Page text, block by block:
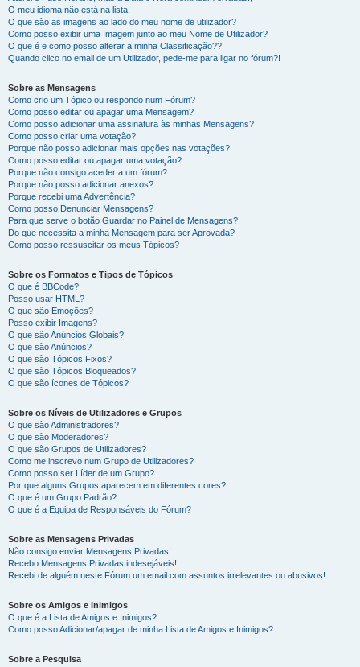
O meu idioma não está na lista!
O que são as imagens ao lado do meu nome de utilizador?
Como posso exibir uma Imagem junto ao meu Nome de Utilizador?
O que é e como posso alterar a minha Classificação??
Quando clico no email de um Utilizador, pede-me para ligar no fórum?!
Sobre as Mensagens
Como crio um Tópico ou respondo num Fórum?
Como posso editar ou apagar uma Mensagem?
Como posso adicionar uma assinatura às minhas Mensagens?
Como posso criar uma votação?
Porque não posso adicionar mais opções nas votações?
Como posso editar ou apagar uma votação?
Porque não consigo aceder a um fórum?
Porque não posso adicionar anexos?
Porque recebi uma Advertência?
Como posso Denunciar Mensagens?
Para que serve o botão Guardar no Painel de Mensagens?
Do que necessita a minha Mensagem para ser Aprovada?
Como posso ressuscitar os meus Tópicos?
Sobre os Formatos e Tipos de Tópicos
O que é BBCode?
Posso usar HTML?
O que são Emoções?
Posso exibir Imagens?
O que são Anúncios Globais?
O que são Anúncios?
O que são Tópicos Fixos?
O que são Tópicos Bloqueados?
O que são ícones de Tópicos?
Sobre os Níveis de Utilizadores e Grupos
O que são Administradores?
O que são Moderadores?
O que são Grupos de Utilizadores?
Como me inscrevo num Grupo de Utilizadores?
Como posso ser Líder de um Grupo?
Por que alguns Grupos aparecem em diferentes cores?
O que é um Grupo Padrão?
O que é a Equipa de Responsáveis do Fórum?
Sobre as Mensagens Privadas
Não consigo enviar Mensagens Privadas!
Recebo Mensagens Privadas indesejáveis!
Recebi de alguém neste Fórum um email com assuntos irrelevantes ou abusivos!
Sobre os Amigos e Inimigos
O que é a Lista de Amigos e Inimigos?
Como posso Adicionar/apagar de minha Lista de Amigos e Inimigos?
Sobre a Pesquisa